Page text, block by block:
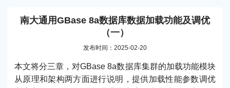
南大通用GBase 8a数据库数据加载功能及调优
（一）
发布时间：2025-02-20
本文将分三章，对GBase 8a数据库集群的加载功能模块
从原理和架构两方面进行说明，提供加载性能参数调优